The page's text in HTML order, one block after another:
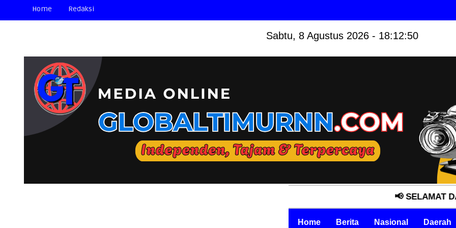
Home Redaksi
Sabtu, 8 Agustus 2026 - 18:12:52
📢 SELAMAT DATANG DI
Home Berita Nasional Daerah